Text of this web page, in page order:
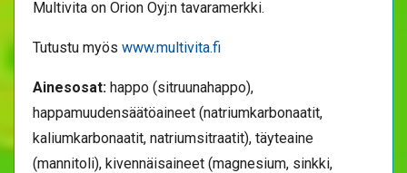
Multivita on Orion Oyj:n tavaramerkki.
Tutustu myös www.multivita.fi
Ainesosat: happo (sitruunahappo),
happamuudensäätöaineet (natriumkarbonaatit,
kaliumkarbonaatit, natriumsitraatit), täyteaine
(mannitoli), kivennäisaineet (magnesium, sinkki,